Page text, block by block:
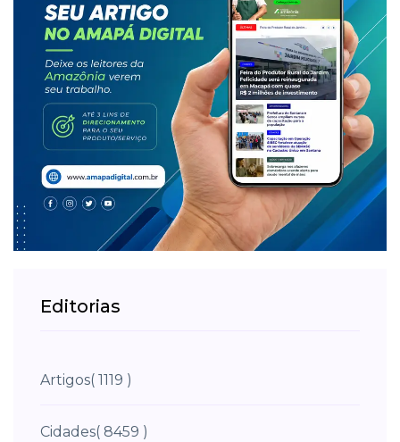
Editorias
Artigos( 1119 )
Cidades( 8459 )